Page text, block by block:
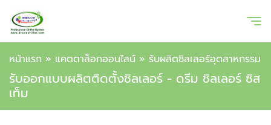
หน้าแรก » แคตตาล็อกออนไลน์ » รับผลิตชิลเลอร์อุตสาหกรรม
รับออกแบบผลิตติดตั้งชิลเลอร์ - ดรีม ชิลเลอร์ ซิส
เท็ม